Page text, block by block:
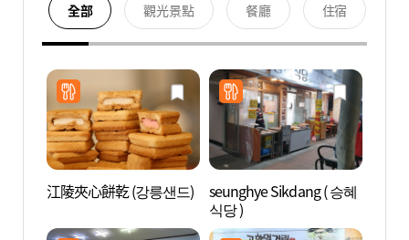
全部 觀光景點 餐廳 住宿
江陵夾心餅乾 (강릉샌드)
seunghye Sikdang ( 승혜
식당 )